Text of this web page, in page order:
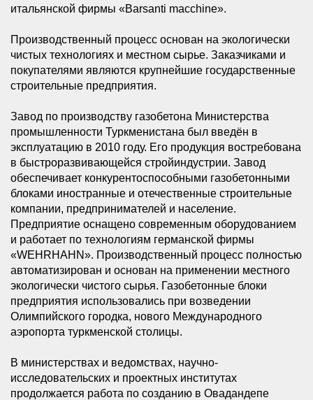
итальянской фирмы «Barsanti macchine».
Производственный процесс основан на экологически
чистых технологиях и местном сырье. Заказчиками и
покупателями являются крупнейшие государственные
строительные предприятия.
Завод по производству газобетона Министерства
промышленности Туркменистана был введён в
эксплуатацию в 2010 году. Его продукция востребована
в быстроразвивающейся стройиндустрии. Завод
обеспечивает конкурентоспособными газобетонными
блоками иностранные и отечественные строительные
компании, предпринимателей и население.
Предприятие оснащено современным оборудованием
и работает по технологиям германской фирмы
«WEHRHAHN». Производственный процесс полностью
автоматизирован и основан на применении местного
экологически чистого сырья. Газобетонные блоки
предприятия использовались при возведении
Олимпийского городка, нового Международного
аэропорта туркменской столицы.
В министерствах и ведомствах, научно-
исследовательских и проектных институтах
продолжается работа по созданию в Овадандепе